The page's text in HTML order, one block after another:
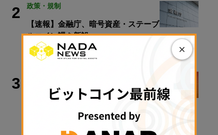
2 政策・規制
【速報】金融庁、暗号資産・ステーブ
ルコイン課を新設
2026年8月5日 11:51
3
【速報】金融庁、暗号資産・ステーブ
ルコイン課を新設／警察庁、すべての
暗号資産交換業者に出庫制限強化を要
請【日曜日に読みたい厳選10本】
×